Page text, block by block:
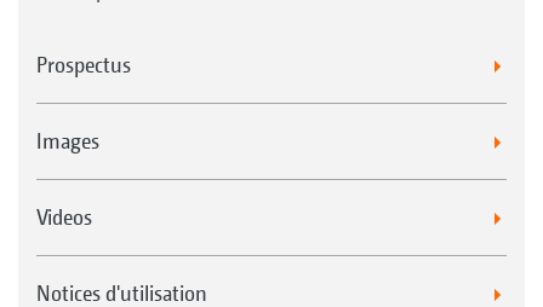
Prospectus
Images
Videos
Notices d'utilisation